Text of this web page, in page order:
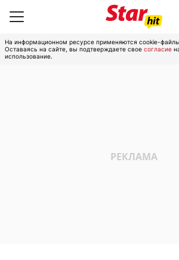
На информационном ресурсе применяются cookie-
Оставаясь на сайте, вы подтверждаете свое согласие
использование.